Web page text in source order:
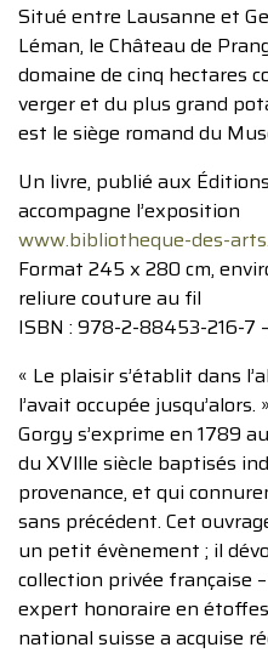
Situé entre Lausanne et
Léman, le Château de
domaine de cinq hectares
verger et du plus grand
est le siège romand du
Un livre, publié aux
accompagne l’exposition
www.bibliotheque-des-
Format 245 x 280 cm,
reliure couture au fil
ISBN : 978-2-88453-216-7
« Le plaisir s’établit dans
l’avait occupée jusqu’alors.
Gorgy s’exprime en 1789
du XVllle siècle baptisés
provenance, et qui
sans précédent. Cet
un petit évènement ; il
collection privée française
expert honoraire en
national suisse a acquise